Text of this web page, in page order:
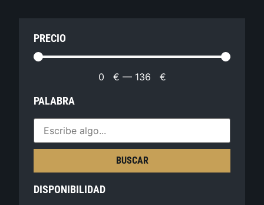
PRECIO
0 € — 136 €
PALABRA
BUSCAR
DISPONIBILIDAD